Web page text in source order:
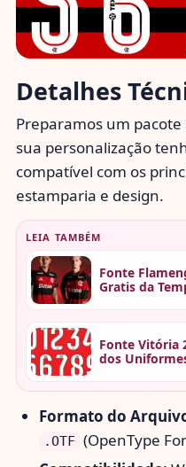
Detalhes
Preparamos um
sua personalização
compatível com os
estamparia e design.
LEIA TAMBÉM
Fonte
Gratis da
Fonte Vitória
dos
Formato do
.OTF (OpenType